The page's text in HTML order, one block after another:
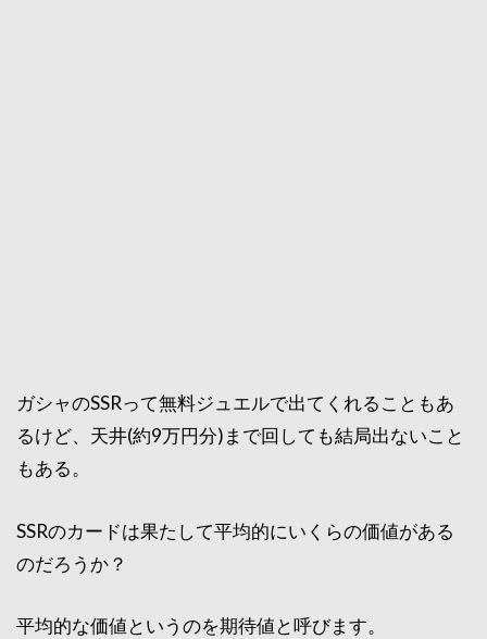
ガシャのSSRって無料ジュエルで出てくれることもあ
るけど、天井(約9万円分)まで回しても結局出ないこと
もある。
SSRのカードは果たして平均的にいくらの価値がある
のだろうか？
平均的な価値というのを期待値と呼びます。